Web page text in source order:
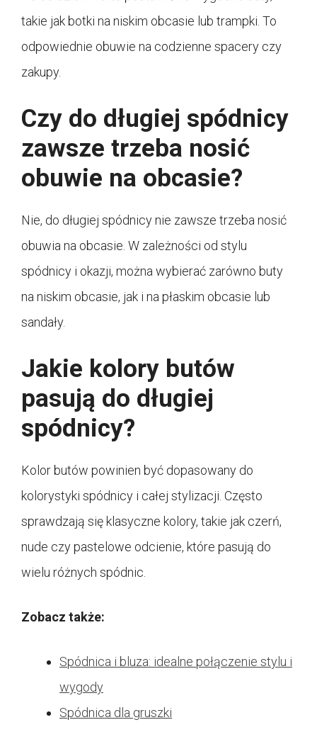
takie jak botki na niskim obcasie lub trampki. To
odpowiednie obuwie na codzienne spacery czy
zakupy.
Czy do długiej spódnicy
zawsze trzeba nosić
obuwie na obcasie?
Nie, do długiej spódnicy nie zawsze trzeba nosić
obuwia na obcasie. W zależności od stylu
spódnicy i okazji, można wybierać zarówno buty
na niskim obcasie, jak i na płaskim obcasie lub
sandały.
Jakie kolory butów
pasują do długiej
spódnicy?
Kolor butów powinien być dopasowany do
kolorystyki spódnicy i całej stylizacji. Często
sprawdzają się klasyczne kolory, takie jak czerń,
nude czy pastelowe odcienie, które pasują do
wielu różnych spódnic.
Zobacz także:
Spódnica i bluza: idealne połączenie stylu i
wygody
Spódnica dla gruszki